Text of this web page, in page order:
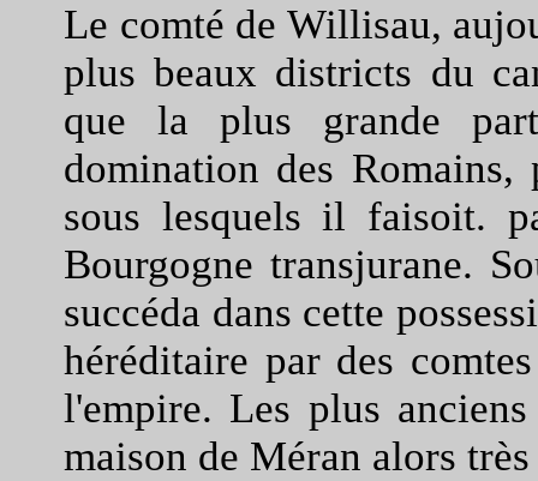
Le comté de Willisau,
plus beaux districts du
que la plus grande
domination des
sous lesquels il faisoit.
Bourgogne transjurane.
succéda dans cette
héréditaire par des
l'empire. Les plus
maison de Méran alors